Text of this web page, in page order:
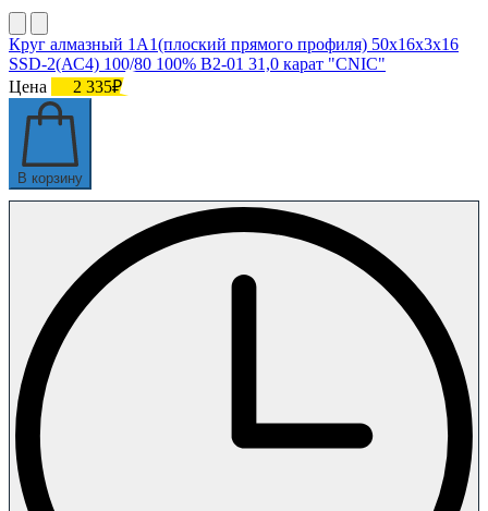
Круг алмазный 1А1(плоский прямого профиля) 50х16х3х16
SSD-2(АС4) 100/80 100% В2-01 31,0 карат "CNIC"
Цена
2 335₽
В корзину